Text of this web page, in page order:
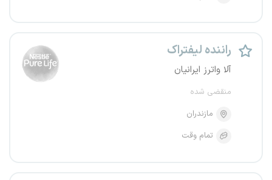
راننده لیفتراک
آلا واترز ایرانیان
منقضی شده
مازندران
تمام وقت